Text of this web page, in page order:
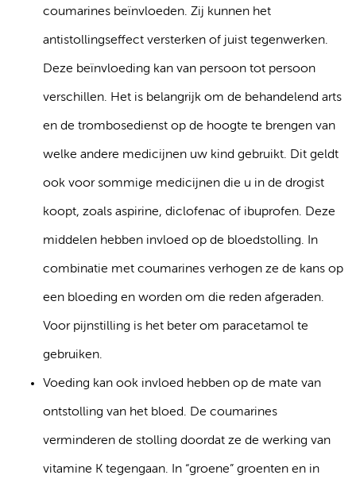
coumarines beïnvloeden. Zij kunnen het
antistollingseffect versterken of juist tegenwerken.
Deze beïnvloeding kan van persoon tot persoon
verschillen. Het is belangrijk om de behandelend arts
en de trombosedienst op de hoogte te brengen van
welke andere medicijnen uw kind gebruikt. Dit geldt
ook voor sommige medicijnen die u in de drogist
koopt, zoals aspirine, diclofenac of ibuprofen. Deze
middelen hebben invloed op de bloedstolling. In
combinatie met coumarines verhogen ze de kans op
een bloeding en worden om die reden afgeraden.
Voor pijnstilling is het beter om paracetamol te
gebruiken.
Voeding kan ook invloed hebben op de mate van
ontstolling van het bloed. De coumarines
verminderen de stolling doordat ze de werking van
vitamine K tegengaan. In “groene” groenten en in